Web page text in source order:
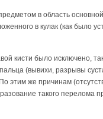
в область
в кулак (как было
кисти было исключено,
(вывихи, разрывы
этим же причинам
такого перелома